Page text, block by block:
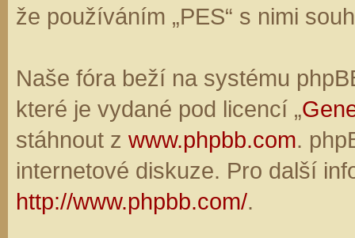
že používáním „PES“ s nimi
Naše fóra beží na systému
které je vydané pod licencí „
stáhnout z www.phpbb.com.
internetové diskuze. Pro další
http://www.phpbb.com/.